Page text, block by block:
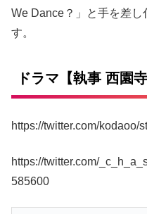
We Dance？」と手を差
す。
ドラマ【執事 西園
https://twitter.com/kodaoo/
https://twitter.com/
585600